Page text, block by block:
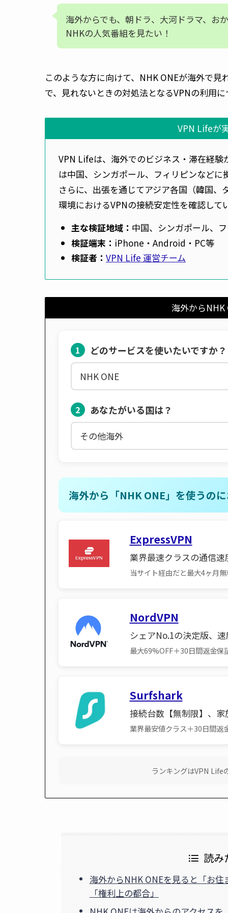
海外からでも、朝ドラ、大河ドラマ、お
NHKの人気番組を見たい！
このような方に向けて、NHK ONEが海外で
で、見れないときの対処法となるVPNの利用
VPN Lifeが
VPN Lifeは、海外でのビジネス・滞在経
は中国、シンガポール、フィリピンなど
さらに、出張を通じてアジア各国（韓国
環境におけるVPNの接続安定性を確認して
主な検証地域： 中国、シンガポール、
検証端末： iPhone・Android・PC等
検証者： VPN Life 運営チーム
海外からNHK
1 どのサービスを使いたいですか？
2 あなたがいる国は？
海外から「NHK ONE」を使うの
ExpressVPN
業界最速クラスの通信
当サイト経由だと最大4ヶ月
NordVPN
シェアNo.1の決定版、
最大69%OFF＋30日間返金保
Surfshark
接続台数【無制限】、
業界最安値クラス＋30日間返
ランキングはVPN Life
読み
海外からNHK ONEを見ると「お
「権利上の都合」